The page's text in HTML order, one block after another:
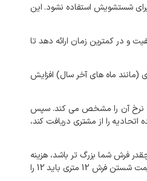
شستشویش استفاده نشود. این
و در کمترین زمان ارائه دهد تا
(مانند ماه‌ های آخر سال) افزایش
نرخ آن را مشخص می کند.سپس
اتحادیه را از مشتری دریافت کند،
فرش شما بزرگ تر باشد، هزینه
شستن فرش متری باید12
را